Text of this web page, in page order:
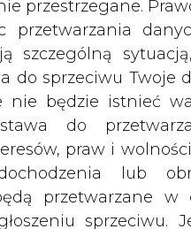
przestrzegane.
przetwarzania
szczególną
do sprzeciwu Twoje
nie będzie istnieć
do
praw i
lub
przetwarzane w
sprzeciwu.
roku. Na
formule
woj. śląskiego.
turystom
węgla i